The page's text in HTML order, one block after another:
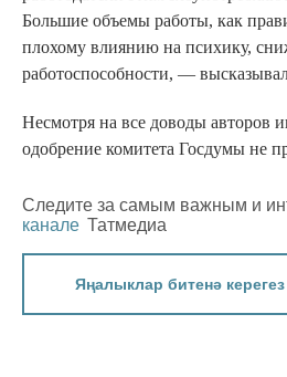
Большие объемы работы, как
плохому влиянию на психику,
работоспособности, —
Несмотря на все доводы авторов
одобрение комитета Госдумы не
Следите за самым важным и
канале Татмедиа
Яңалыклар битенә керегез